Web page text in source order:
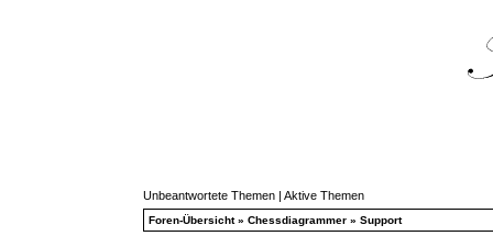
Unbeantwortete Themen | Aktive Themen
Foren-Übersicht» Chessdiagrammer » Support